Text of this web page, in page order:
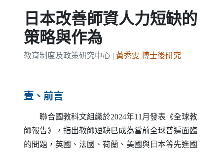
日本改善師資人力短缺的
策略與作為
教育制度及政策研究中心 | 黃秀雯 博士後研究
壹、前言
聯合國教科文組織於2024年11月發表《全球教
師報告》，指出教師短缺已成為當前全球普遍面臨
的問題，英國、法國、荷蘭、美國與日本等先進國